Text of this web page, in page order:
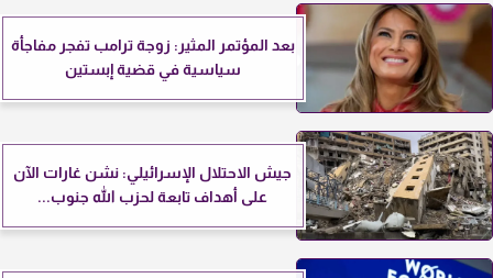
بعد المؤتمر المثير: زوجة ترامب تفجر مفاجأة
سياسية في قضية إبستين
جيش الاحتلال الإسرائيلي: نشن غارات الآن
على أهداف تابعة لحزب الله جنوب...